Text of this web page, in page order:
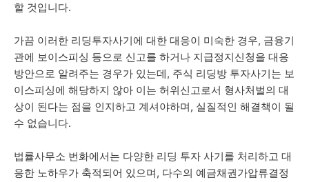
할 것입니다.
가끔 이러한 리딩투자사기에 대한 대응이 미숙한 경우, 금융기
관에 보이스피싱 등으로 신고를 하거나 지급정지신청을 대응
방안으로 알려주는 경우가 있는데, 주식 리딩방 투자사기는 보
이스피싱에 해당하지 않아 이는 허위신고로서 형사처벌의 대
상이 된다는 점을 인지하고 계셔야하며, 실질적인 해결책이 될
수 없습니다.
법률사무소 번화에서는 다양한 리딩 투자 사기를 처리하고 대
응한 노하우가 축적되어 있으며, 다수의 예금채권가압류결정